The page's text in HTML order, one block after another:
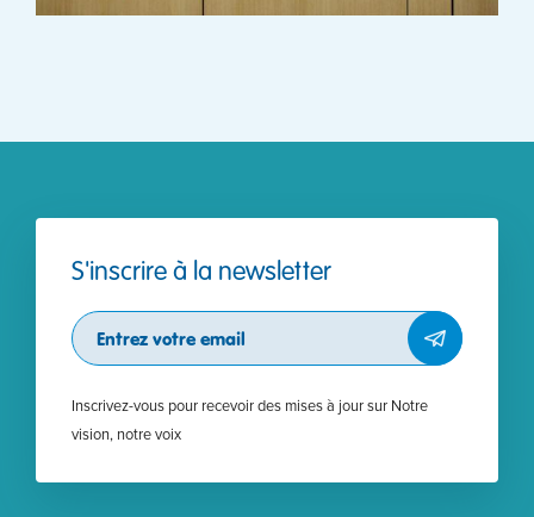
S'inscrire à la newsletter
Subscribe
Inscrivez-vous pour recevoir des mises à jour sur Notre
vision, notre voix